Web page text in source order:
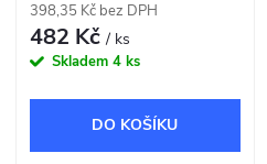
398,35 Kč bez DPH
482 Kč/ ks
Skladem 4 ks
DO KOŠÍKU